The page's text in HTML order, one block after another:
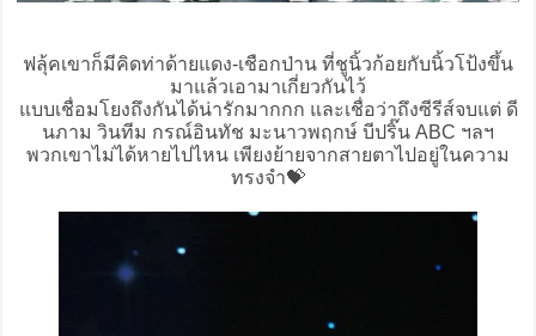
ฟลุ้คเขาก็มีคิดท่าด้ายแดง-เชือกป่าน ที่ชูนิ้วก้อยกับนิ้วโป้งขึ้น
มาแล้วเอามาเกี่ยวกันไว้
แบบเชื่อมโยงถึงกันได้น่ารักมากกก และเชื่อว่าถึงซีรีส์จบแต่ ดี
นภาม วินทีม กรณ์อินทัช มะนาวพฤกษ์ บีปริ๊น ABC ฯลฯ
พวกเขาไม่ได้หายไปไหน เพียงย้ายจากสายตาไปอยู่ในความ
ทรงจำ💝